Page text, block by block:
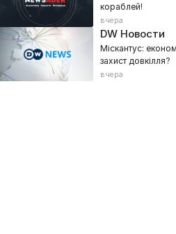
кораблей!
вчера
DW Новости
Міскантус:
захист довкілля?
вчера